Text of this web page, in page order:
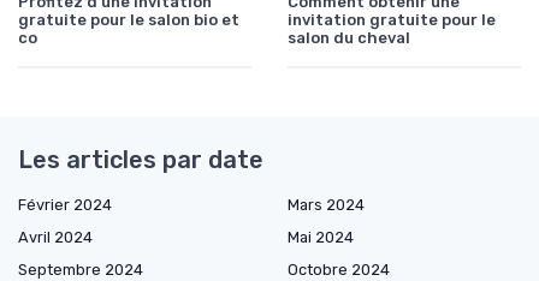
gratuite pour le salon bio et
co
invitation gratuite pour le
salon du cheval
Les articles par date
Février 2024
Mars 2024
Avril 2024
Mai 2024
Septembre 2024
Octobre 2024